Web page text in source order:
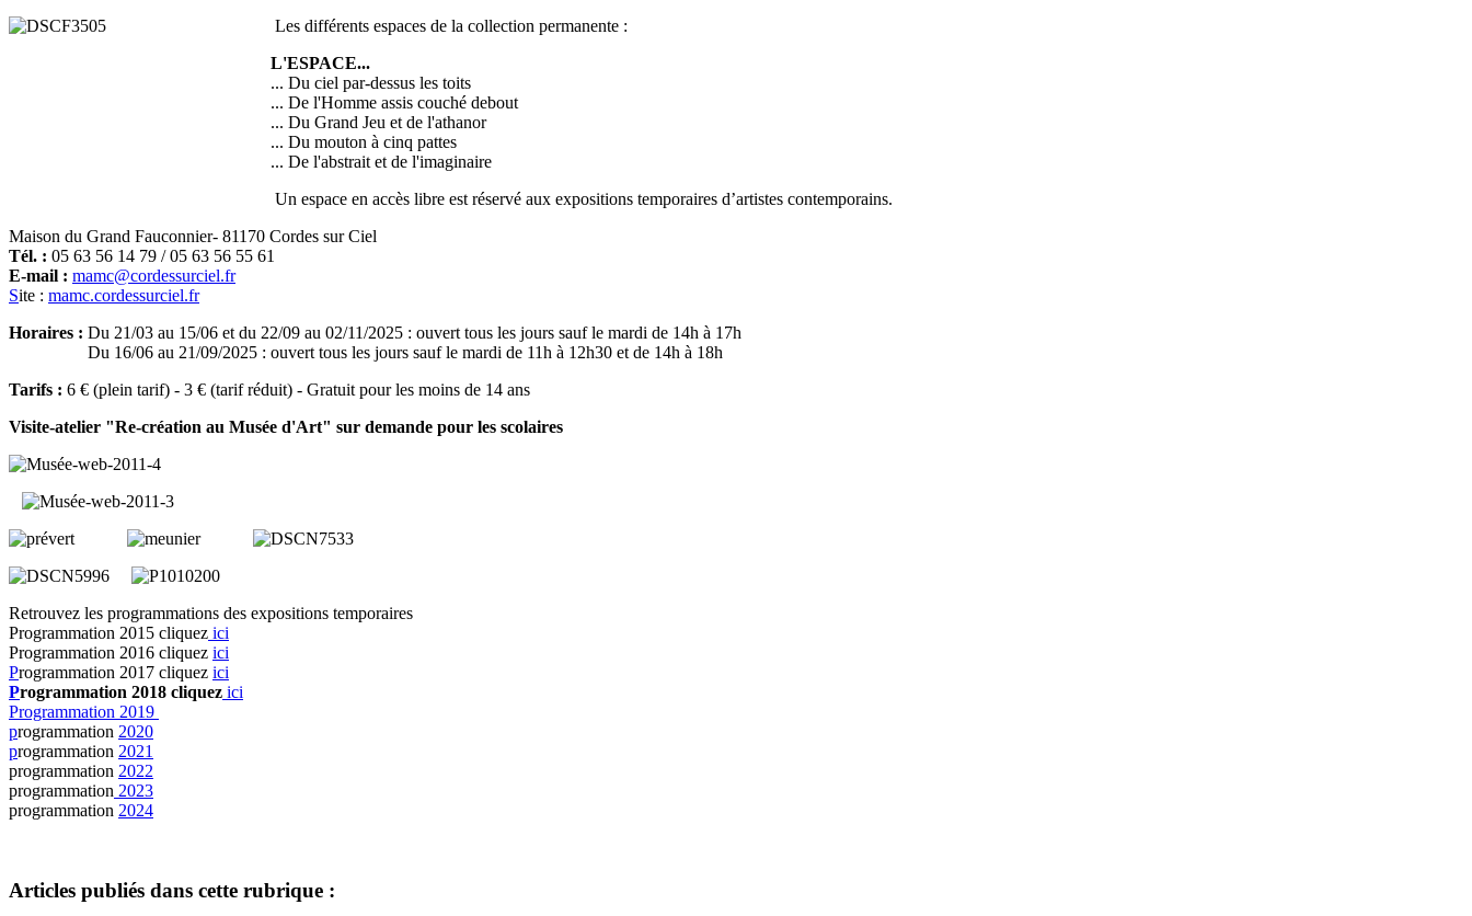
Les différents espaces de la collection permanente :
L'ESPACE...
... Du ciel par-dessus les toits
... De l'Homme assis couché debout
... Du Grand Jeu et de l'athanor
... Du mouton à cinq pattes
... De l'abstrait et de l'imaginaire
Un espace en accès libre est réservé aux expositions temporaires d’artistes contemporains.
Maison du Grand Fauconnier- 81170 Cordes sur Ciel
Tél. : 05 63 56 14 79 / 05 63 56 55 61
E-mail : mamc@cordessurciel.fr
Site : mamc.cordessurciel.fr
Horaires : Du 21/03 au 15/06 et du 22/09 au 02/11/2025 : ouvert tous les jours sauf le mardi de 14h à 17h
Du 16/06 au 21/09/2025 : ouvert tous les jours sauf le mardi de 11h à 12h30 et de 14h à 18h
Tarifs : 6 € (plein tarif) - 3 € (tarif réduit) - Gratuit pour les moins de 14 ans
Visite-atelier "Re-création au Musée d'Art" sur demande pour les scolaires
Retrouvez les programmations des expositions temporaires
Programmation 2015 cliquez ici
Programmation 2016 cliquez ici
Programmation 2017 cliquez ici
Programmation 2018 cliquez ici
Programmation 2019
programmation 2020
programmation 2021
programmation 2022
programmation 2023
programmation 2024
Articles publiés dans cette rubrique :